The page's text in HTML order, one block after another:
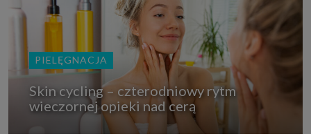
PIELĘGNACJA
Skin cycling – czterodniowy rytm
wieczornej opieki nad cerą